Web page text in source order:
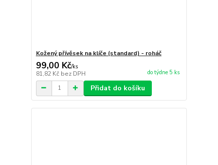
Kožený přívěsek na klíče (standard) - roháč
99,00 Kč/ks
81,82 Kč bez DPH do týdne 5 ks
Přidat do košíku